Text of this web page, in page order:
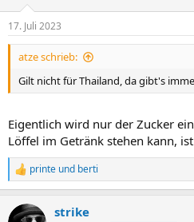
e
n
17. Juli 2023
atze schrieb:
Gilt nicht für Thailand, da gibt's
Eigentlich wird nur der Zucker
Löffel im Getränk stehen kann,
R
e
k
printe und berti
strike